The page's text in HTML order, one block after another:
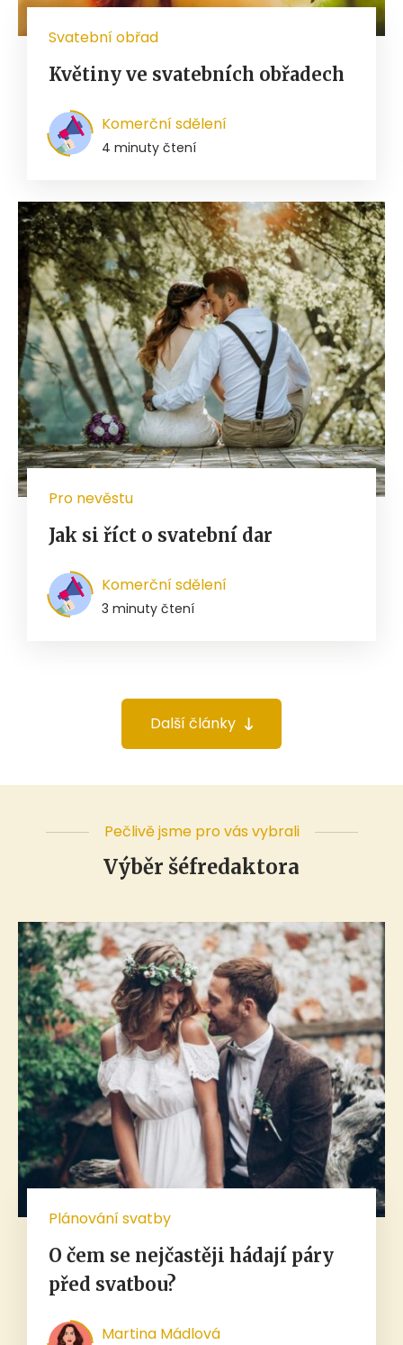
Svatební obřad
Květiny ve svatebních obřadech
Komerční sdělení
4 minuty čtení
Pro nevěstu
Jak si říct o svatební dar
Komerční sdělení
3 minuty čtení
Další články
Pečlivě jsme pro vás vybrali
Výběr šéfredaktora
Plánování svatby
O čem se nejčastěji hádají páry
před svatbou?
Martina Mádlová